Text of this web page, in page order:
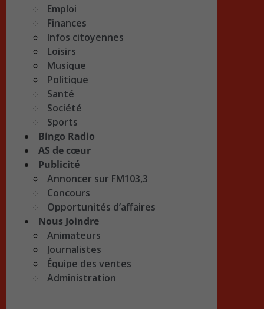
Emploi
Finances
Infos citoyennes
Loisirs
Musique
Politique
Santé
Société
Sports
Bingo Radio
AS de cœur
Publicité
Annoncer sur FM103,3
Concours
Opportunités d’affaires
Nous Joindre
Animateurs
Journalistes
Équipe des ventes
Administration